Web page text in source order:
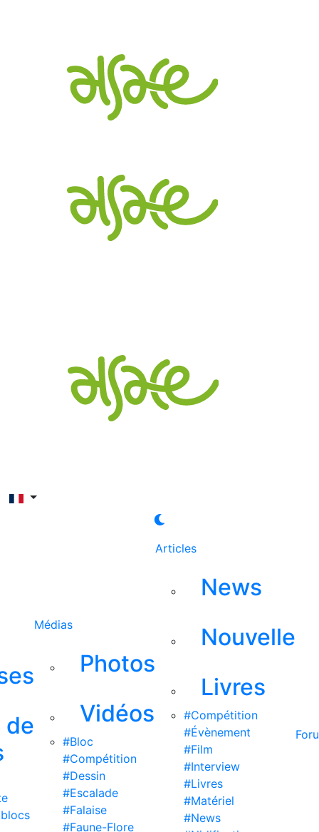
de
Médias
Photos
Vidéos
#Bloc
#Compétition
#Dessin
#Escalade
#Falaise
#Faune-Flore
Articles
News
Nouvelle
Livres
#Compétition
#Évènement
#Film
#Interview
#Livres
#Matériel
#News